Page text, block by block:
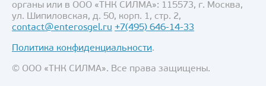
органы или в ООО «ТНК СИЛМА»: 115573, г. Москва,
ул. Шипиловская, д. 50, корп. 1, стр. 2,
contact@enterosgel.ru +7(495) 646-14-33
Политика конфиденциальности.
© ООО «ТНК СИЛМА». Все права защищены.